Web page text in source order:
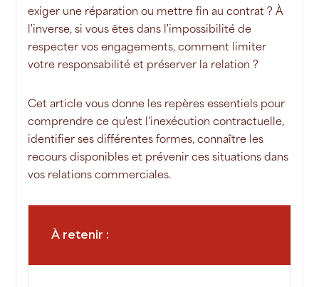
exiger une réparation ou mettre fin au contrat ? À
l'inverse, si vous êtes dans l'impossibilité de
respecter vos engagements, comment limiter
votre responsabilité et préserver la relation ?
Cet article vous donne les repères essentiels pour
comprendre ce qu'est l'inexécution contractuelle,
identifier ses différentes formes, connaître les
recours disponibles et prévenir ces situations dans
vos relations commerciales.
À retenir :